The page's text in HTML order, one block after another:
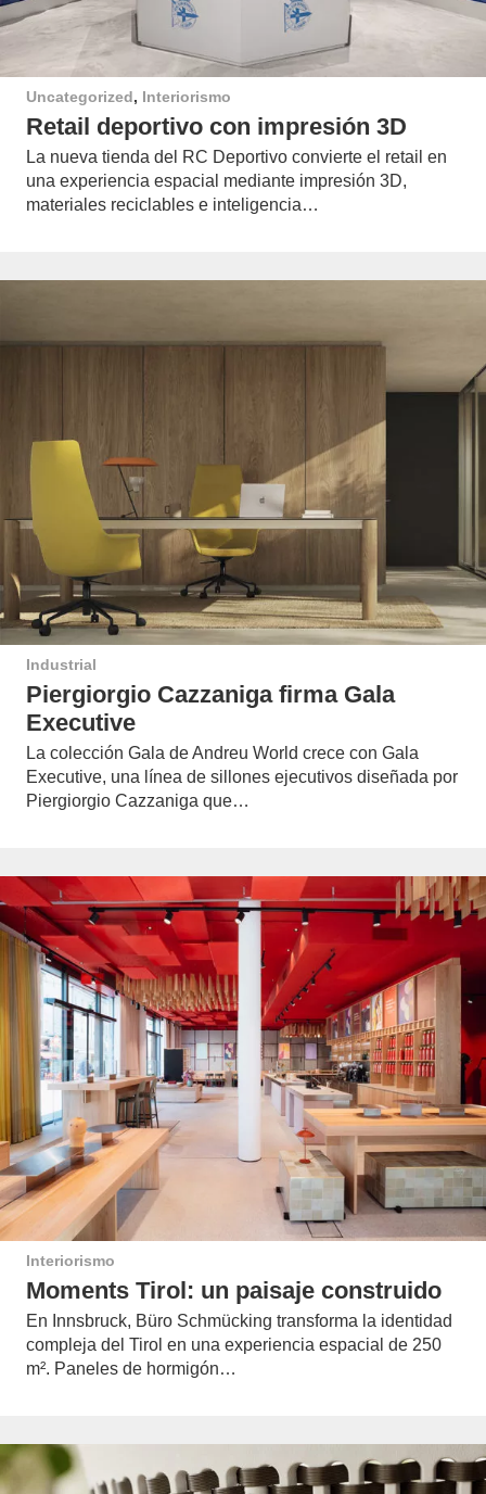
Uncategorized, Interiorismo
Retail deportivo con impresión 3D
La nueva tienda del RC Deportivo convierte el retail en
una experiencia espacial mediante impresión 3D,
materiales reciclables e inteligencia…
Industrial
Piergiorgio Cazzaniga firma Gala
Executive
La colección Gala de Andreu World crece con Gala
Executive, una línea de sillones ejecutivos diseñada por
Piergiorgio Cazzaniga que…
Interiorismo
Moments Tirol: un paisaje construido
En Innsbruck, Büro Schmücking transforma la identidad
compleja del Tirol en una experiencia espacial de 250
m². Paneles de hormigón…